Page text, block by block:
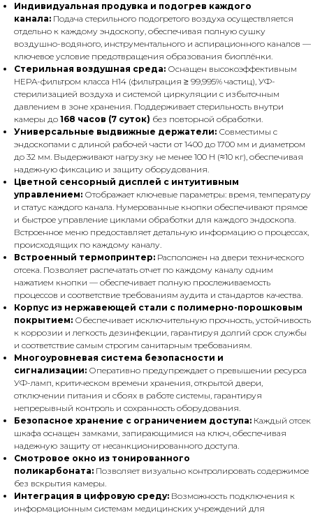
Индивидуальная продувка и подогрев каждого
канала: Подача стерильного подогретого воздуха осуществляется
отдельно к каждому эндоскопу, обеспечивая полную сушку
воздушно-водяного, инструментального и аспирационного каналов —
ключевое условие предотвращения образования биоплёнки.
Стерильная воздушная среда: Оснащен высокоэффективным
HEPA-фильтром класса H14 (фильтрация ≥ 99,995% частиц), УФ-
стерилизацией воздуха и системой циркуляции с избыточным
давлением в зоне хранения. Поддерживает стерильность внутри
камеры до 168 часов (7 суток) без повторной обработки.
Универсальные выдвижные держатели: Совместимы с
эндоскопами с длиной рабочей части от 1400 до 1700 мм и диаметром
до 32 мм. Выдерживают нагрузку не менее 100 Н (≈10 кг), обеспечивая
надежную фиксацию и защиту оборудования.
Цветной сенсорный дисплей с интуитивным
управлением: Отображает ключевые параметры: время, температуру
и статус каждого канала. Нумерованные кнопки обеспечивают прямое
и быстрое управление циклами обработки для каждого эндоскопа.
Встроенное меню предоставляет детальную информацию о процессах,
происходящих по каждому каналу.
Встроенный термопринтер: Расположен на двери технического
отсека. Позволяет распечатать отчет по каждому каналу одним
нажатием кнопки — обеспечивает полную прослеживаемость
процессов и соответствие требованиям аудита и стандартов качества.
Корпус из нержавеющей стали с полимерно-порошковым
покрытием: Обеспечивает исключительную прочность, устойчивость
к коррозии и легкость дезинфекции, гарантируя долгий срок службы
и соответствие самым строгим санитарным требованиям.
Многоуровневая система безопасности и
сигнализации: Оперативно предупреждает о превышении ресурса
УФ-ламп, критическом времени хранения, открытой двери,
отключении питания и сбоях в работе системы, гарантируя
непрерывный контроль и сохранность оборудования.
Безопасное хранение с ограничением доступа: Каждый отсек
шкафа оснащен замками, запирающимися на ключ, обеспечивая
надежную защиту от несанкционированного доступа.
Смотровое окно из тонированного
поликарбоната: Позволяет визуально контролировать содержимое
без вскрытия камеры.
Интеграция в цифровую среду: Возможность подключения к
информационным системам медицинских учреждений для